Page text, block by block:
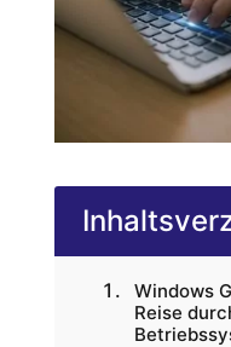
Windows
Reise